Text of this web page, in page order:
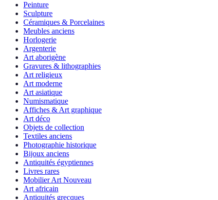
Peinture
Sculpture
Céramiques & Porcelaines
Meubles anciens
Horlogerie
Argenterie
Art aborigène
Gravures & lithographies
Art religieux
Art moderne
Art asiatique
Numismatique
Affiches & Art graphique
Art déco
Objets de collection
Textiles anciens
Photographie historique
Bijoux anciens
Antiquités égyptiennes
Livres rares
Mobilier Art Nouveau
Art africain
Antiquités grecques